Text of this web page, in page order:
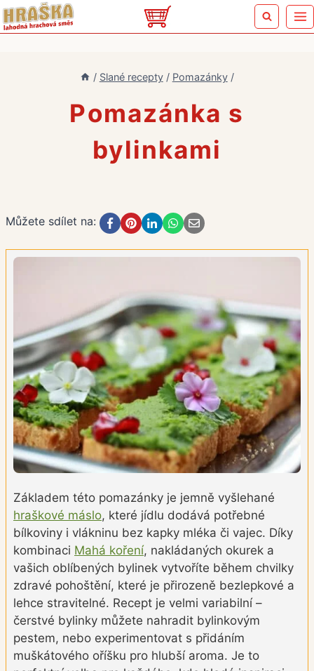
Přeskočit
na
/ Slané recepty / Pomazánky /
Pomazánka s
bylinkami
Můžete sdílet na:
Základem této pomazánky je jemně vyšlehané
hraškové máslo, které jídlu dodává potřebné
bílkoviny i vlákninu bez kapky mléka či vajec. Díky
kombinaci Mahá koření, nakládaných okurek a
vašich oblíbených bylinek vytvoříte během chvilky
zdravé pohoštění, které je přirozeně bezlepkové a
lehce stravitelné. Recept je velmi variabilní –
čerstvé bylinky můžete nahradit bylinkovým
pestem, nebo experimentovat s přidáním
muškátového oříšku pro hlubší aroma. Je to